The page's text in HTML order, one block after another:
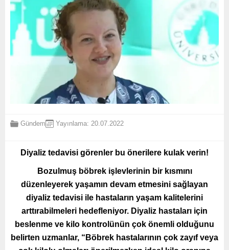
Gündem Yayınlama: 20.07.2022
Diyaliz tedavisi görenler bu önerilere kulak verin!
Bozulmuş böbrek işlevlerinin bir kısmını
düzenleyerek yaşamın devam etmesini sağlayan
diyaliz tedavisi ile hastaların yaşam kalitelerini
arttırabilmeleri hedefleniyor. Diyaliz hastaları için
beslenme ve kilo kontrolünün çok önemli olduğunu
belirten uzmanlar, “Böbrek hastalarının çok zayıf veya